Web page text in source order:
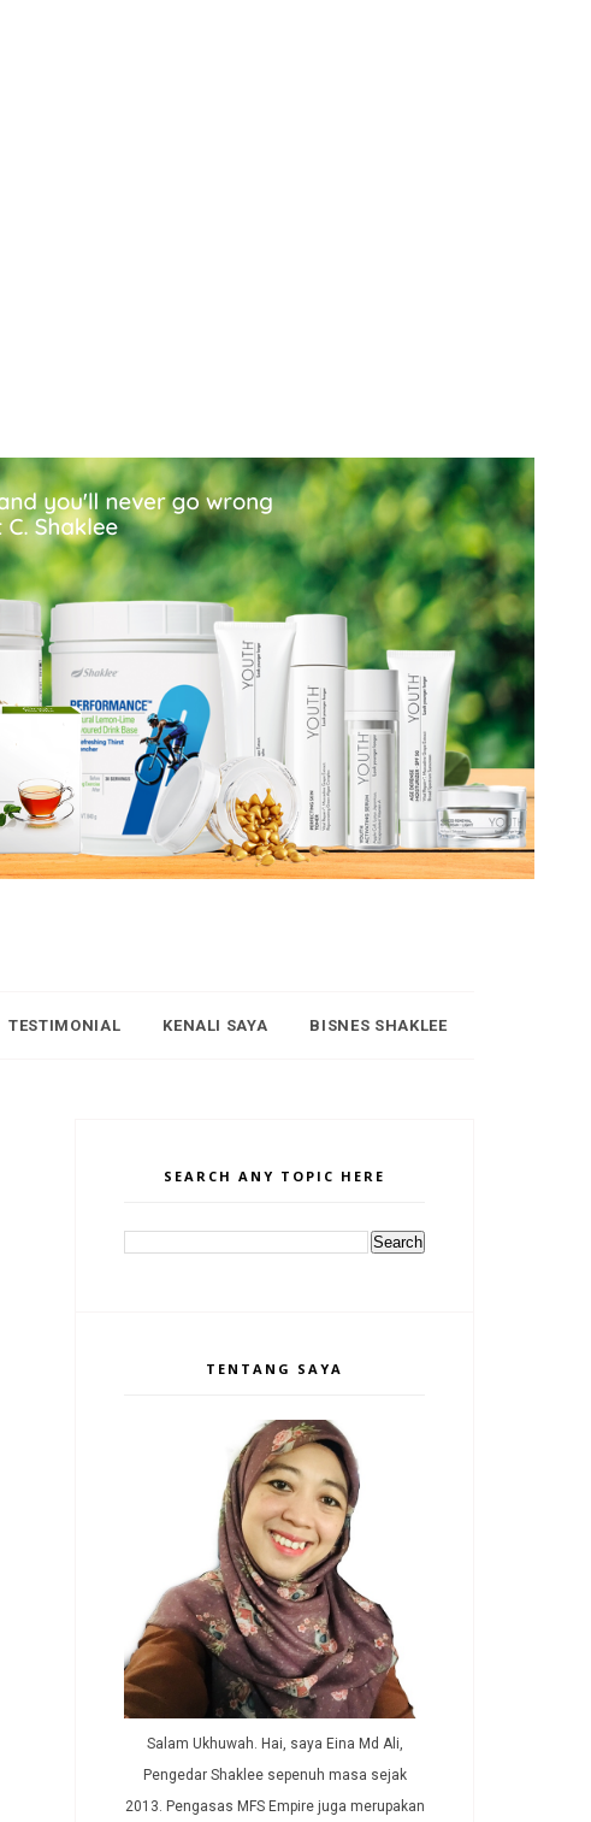
TESTIMONIAL KENALI SAYA BISNES SHAKLEE
SEARCH ANY TOPIC HERE
TENTANG SAYA
Salam Ukhuwah. Hai, saya Eina Md Ali,
Pengedar Shaklee sepenuh masa sejak
2013. Pengasas MFS Empire juga merupakan